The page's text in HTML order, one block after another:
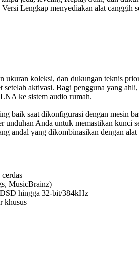
Versi Lengkap menyediakan alat canggih
ukuran koleksi, dan dukungan teknis
aktivasi. Bagi pengguna yang
ke sistem audio rumah.
baik saat dikonfigurasi dengan mesin
Anda untuk memastikan kunci
andal yang dikombinasikan dengan
MusicBrainz)
hingga 32-bit/384kHz
khusus